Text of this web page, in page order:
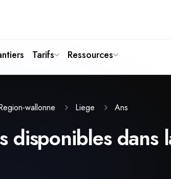
Tarifs Ressources
wallonne Liege Ans
disponibles dans